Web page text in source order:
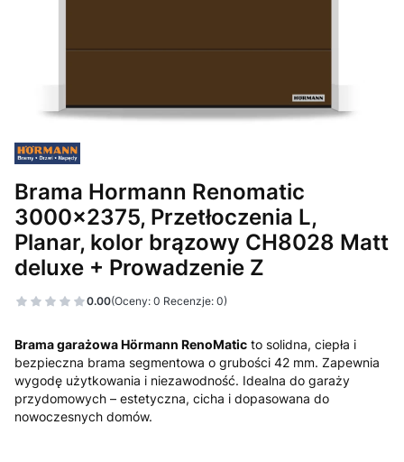
Brama Hormann Renomatic
3000x2375, Przetłoczenia L,
Planar, kolor brązowy CH8028 Matt
deluxe + Prowadzenie Z
0.00(Oceny: 0 Recenzje: 0)
Brama garażowa Hörmann RenoMatic to solidna, ciepła i
bezpieczna brama segmentowa o grubości 42 mm. Zapewnia
wygodę użytkowania i niezawodność. Idealna do garaży
przydomowych – estetyczna, cicha i dopasowana do
nowoczesnych domów.